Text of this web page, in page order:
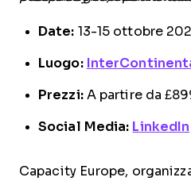
Date: 13-15 ottobre
Luogo:
Prezzi:A partire da
Social Media: LinkedIn
Capacity Europe,